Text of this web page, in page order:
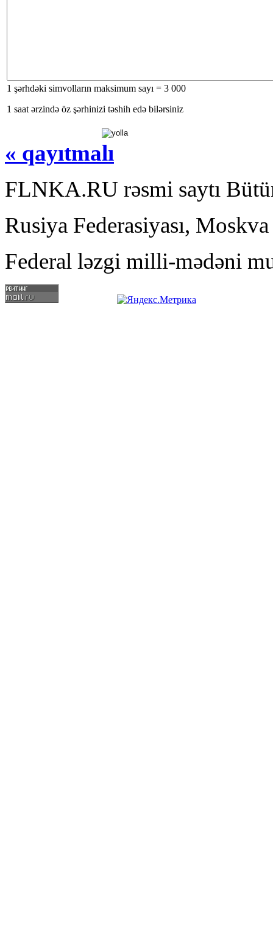
1 şərhdəki simvolların maksimum sayı = 3 000
1 saat ərzində öz şərhinizi təshih edə bilərsiniz
« qayıtmalı
FLNKA.RU rəsmi saytı
Rusiya Federasiyası,
Federal ləzgi milli-mədəni